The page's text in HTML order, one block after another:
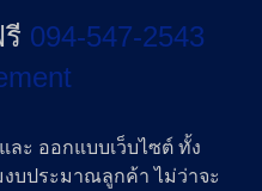
094-547-2543
ละ ออกแบบเว็บไซต์ ทั้ง
บประมาณลูกค้า ไม่ว่าจะ